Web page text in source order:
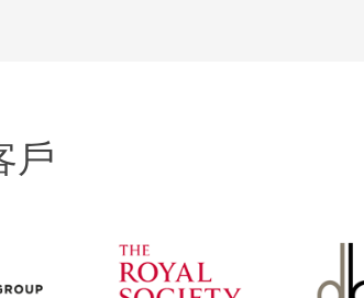
貼心的財政支援
戶